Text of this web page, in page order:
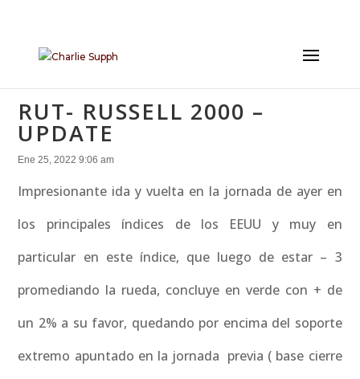
RUT- RUSSELL 2000 –
UPDATE
Ene 25, 2022 9:06 am
Impresionante ida y vuelta en la jornada de ayer en
los principales índices de los EEUU y muy en
particular en este índice, que luego de estar – 3
promediando la rueda, concluye en verde con + de
un 2% a su favor, quedando por encima del soporte
extremo apuntado en la jornada previa ( base cierre